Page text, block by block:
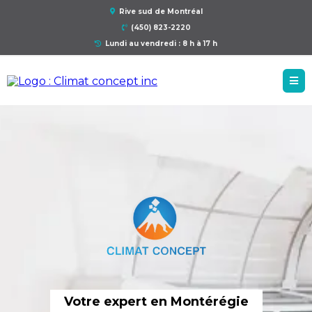
Rive sud de Montréal
(450) 823-2220
Lundi au vendredi : 8 h à 17 h
Votre expert en Montérégie